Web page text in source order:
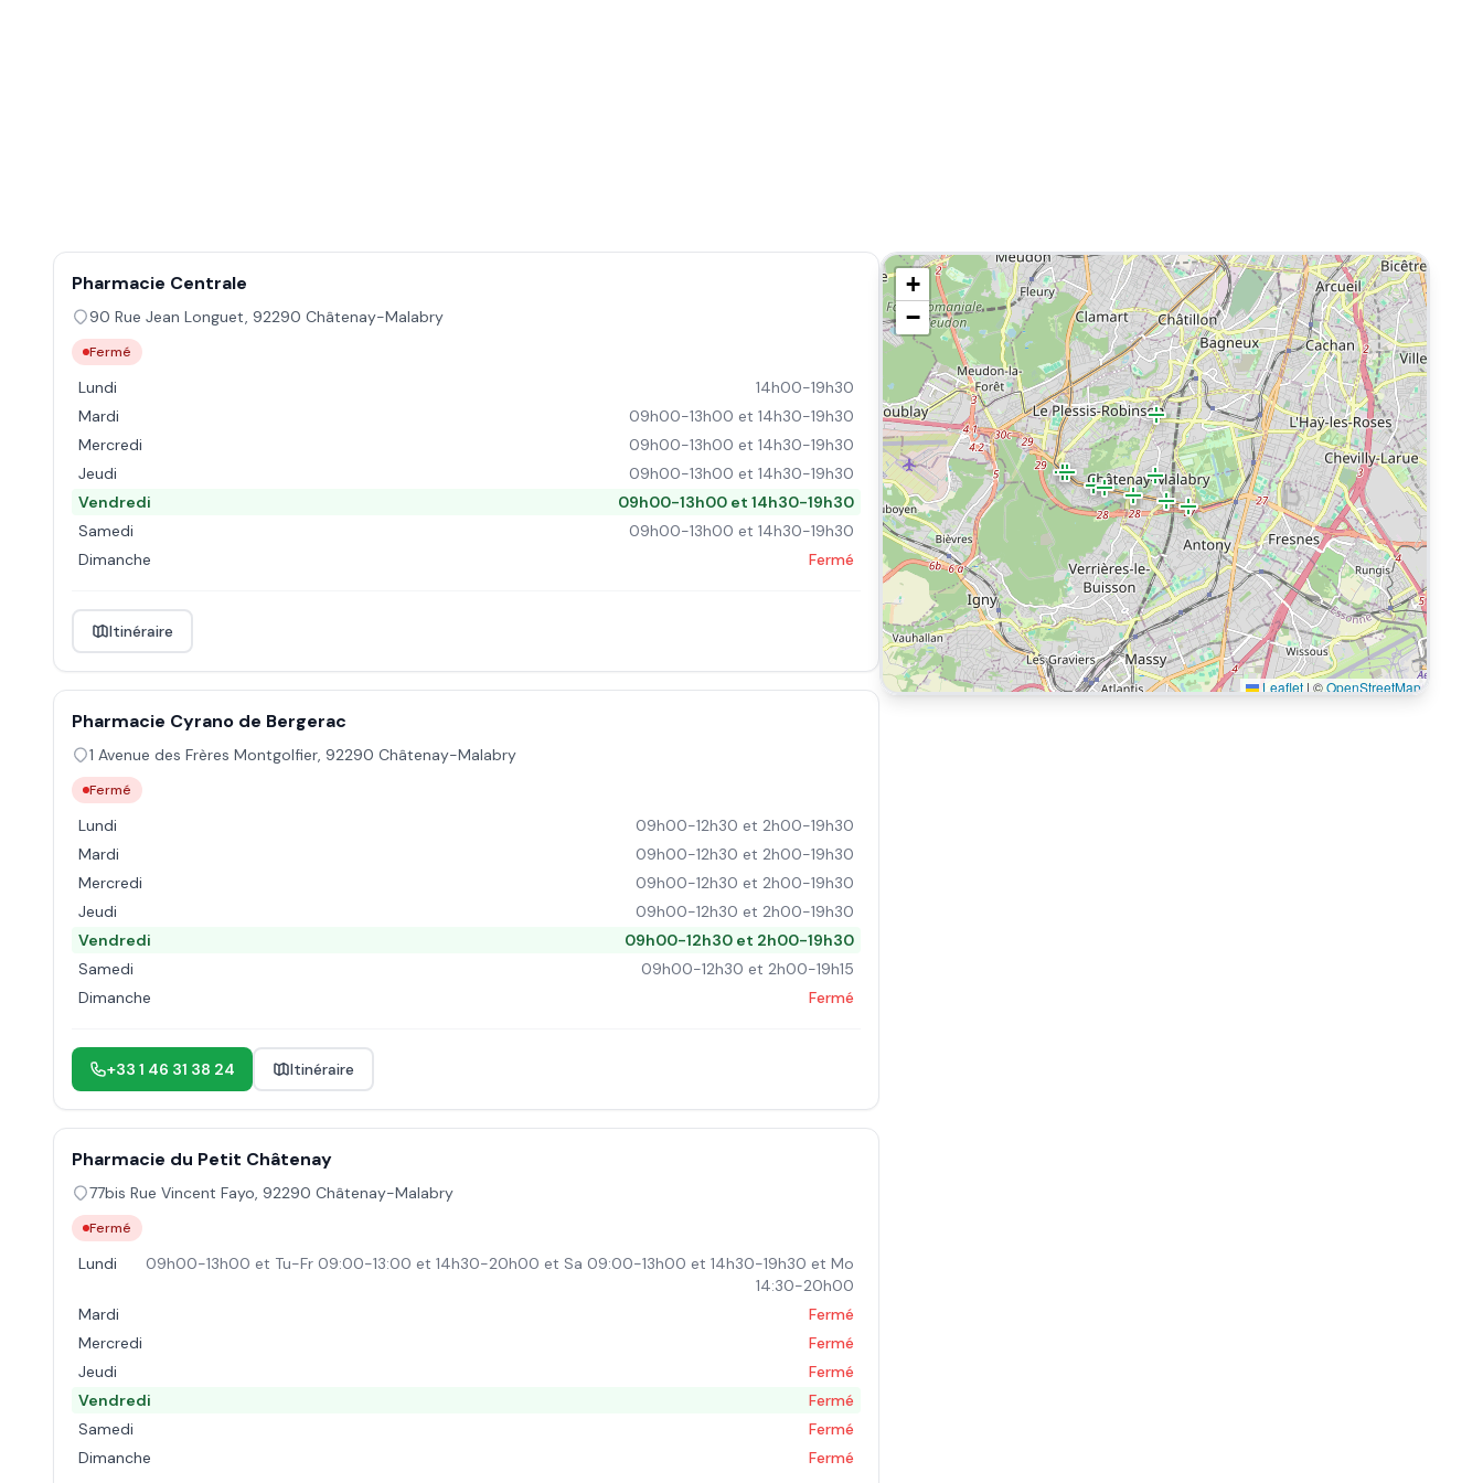
Pharmacie Centrale
90 Rue Jean Longuet, 92290 Châtenay-Malabry
Fermé
Lundi
14h00-19h30
Mardi
09h00-13h00 et 14h30-19h30
Mercredi
09h00-13h00 et 14h30-19h30
Jeudi
09h00-13h00 et 14h30-19h30
Vendredi
09h00-13h00 et 14h30-19h30
Samedi
09h00-13h00 et 14h30-19h30
Dimanche
Fermé
Itinéraire
Pharmacie Cyrano de Bergerac
1 Avenue des Frères Montgolfier, 92290 Châtenay-Malabry
Fermé
Lundi
09h00-12h30 et 2h00-19h30
Mardi
09h00-12h30 et 2h00-19h30
Mercredi
09h00-12h30 et 2h00-19h30
Jeudi
09h00-12h30 et 2h00-19h30
Vendredi
09h00-12h30 et 2h00-19h30
Samedi
09h00-12h30 et 2h00-19h15
Dimanche
Fermé
+33 1 46 31 38 24 Itinéraire
Pharmacie du Petit Châtenay
77bis Rue Vincent Fayo, 92290 Châtenay-Malabry
Fermé
Lundi
09h00-13h00 et Tu-Fr 09:00-13:00 et 14h30-20h00 et Sa 09:00-13h00 et 14h30-19h30 et Mo
14:30-20h00
Mardi
Fermé
Mercredi
Fermé
Jeudi
Fermé
Vendredi
Fermé
Samedi
Fermé
Dimanche
Fermé
+
−
Leaflet | ©OpenStreetMap